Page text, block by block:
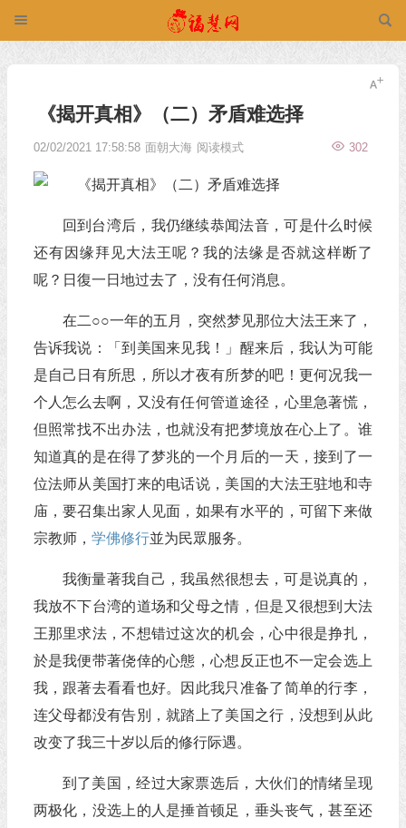
《揭开真相》（二）矛盾难选择
02/02/2021 17:58:58 面朝大海 302
阅读模式
回到台湾后，我仍继续恭闻法音，可是什么时候
还有因缘拜见大法王呢？我的法缘是否就这样断了
呢？日復一日地过去了，没有任何消息。
在二○○一年的五月，突然梦见那位大法王来了，
告诉我说：「到美国来见我！」醒来后，我认为可能
是自己日有所思，所以才夜有所梦的吧！更何况我一
个人怎么去啊，又没有任何管道途径，心里急著慌，
但照常找不出办法，也就没有把梦境放在心上了。谁
知道真的是在得了梦兆的一个月后的一天，接到了一
位法师从美国打来的电话说，美国的大法王驻地和寺
庙，要召集出家人见面，如果有水平的，可留下来做
宗教师， 学佛修行並为民眾服务。
我衡量著我自己，我虽然很想去，可是说真的，
我放不下台湾的道场和父母之情，但是又很想到大法
王那里求法，不想错过这次的机会，心中很是挣扎，
於是我便带著侥倖的心態，心想反正也不一定会选上
我，跟著去看看也好。因此我只准备了简单的行李，
连父母都没有告別，就踏上了美国之行，没想到从此
改变了我三十岁以后的修行际遇。
到了美国，经过大家票选后，大伙们的情绪呈现
两极化，没选上的人是捶首顿足，垂头丧气，甚至还